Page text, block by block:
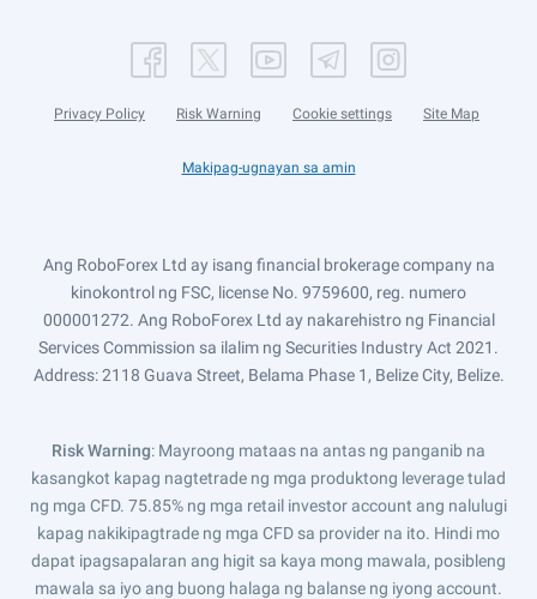
Privacy Policy Risk Warning Cookie settings Site Map
Makipag-ugnayan sa amin
Ang RoboForex Ltd ay isang financial brokerage company na
kinokontrol ng FSC, license No. 9759600, reg. numero
000001272. Ang RoboForex Ltd ay nakarehistro ng Financial
Services Commission sa ilalim ng Securities Industry Act 2021.
Address: 2118 Guava Street, Belama Phase 1, Belize City, Belize.
Risk Warning: Mayroong mataas na antas ng panganib na
kasangkot kapag nagtetrade ng mga produktong leverage tulad
ng mga CFD. 75.85% ng mga retail investor account ang nalulugi
kapag nakikipagtrade ng mga CFD sa provider na ito. Hindi mo
dapat ipagsapalaran ang higit sa kaya mong mawala, posibleng
mawala sa iyo ang buong halaga ng balanse ng iyong account.